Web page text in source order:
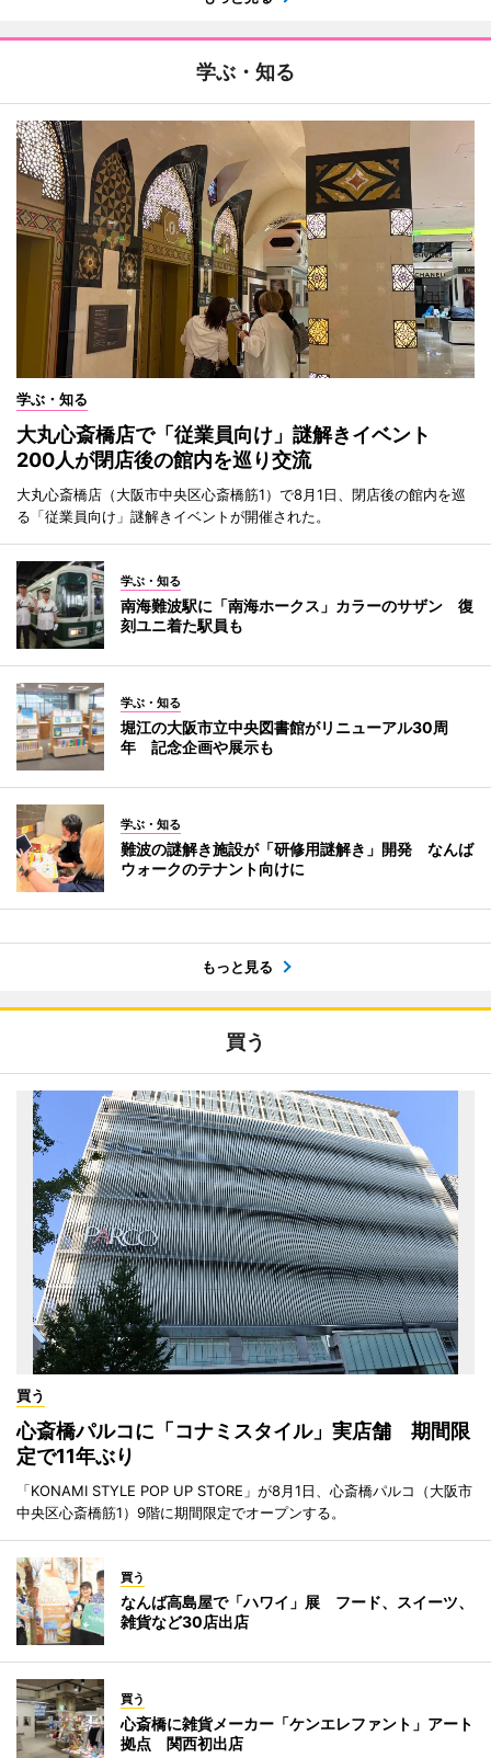
学ぶ・知る
学ぶ・知る
大丸心斎橋店で「従業員向け」謎解きイベント
200人が閉店後の館内を巡り交流
大丸心斎橋店（大阪市中央区心斎橋筋1）で8月1日、閉店後の館内を巡
る「従業員向け」謎解きイベントが開催された。
学ぶ・知る
南海難波駅に「南海ホークス」カラーのサザン 復
刻ユニ着た駅員も
学ぶ・知る
堀江の大阪市立中央図書館がリニューアル30周
年 記念企画や展示も
学ぶ・知る
難波の謎解き施設が「研修用謎解き」開発 なんば
ウォークのテナント向けに
もっと見る
買う
買う
心斎橋パルコに「コナミスタイル」実店舗 期間限
定で11年ぶり
「KONAMI STYLE POP UP STORE」が8月1日、心斎橋パルコ（大阪市
中央区心斎橋筋1）9階に期間限定でオープンする。
買う
なんば高島屋で「ハワイ」展 フード、スイーツ、
雑貨など30店出店
買う
心斎橋に雑貨メーカー「ケンエレファント」アート
拠点 関西初出店